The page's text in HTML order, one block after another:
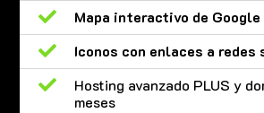

Mapa interactivo de Google

Iconos con enlaces a redes

Hosting avanzado PLUS y
meses